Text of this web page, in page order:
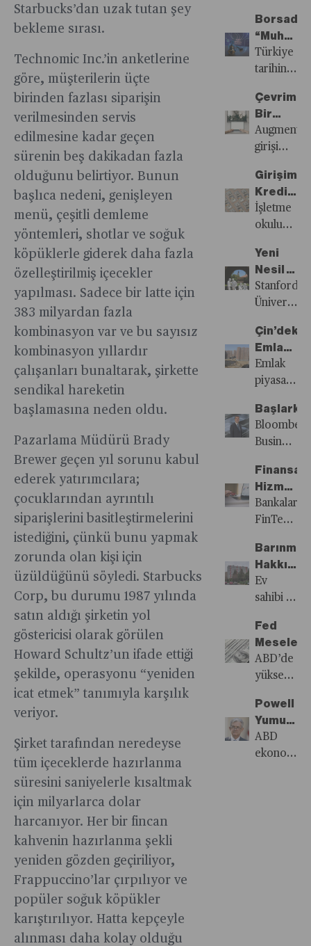
Starbucks’dan uzak tutan şey
bekleme sırası.
Technomic Inc.’in anketlerine
göre, müşterilerin üçte
birinden fazlası siparişin
verilmesinden servis
edilmesine kadar geçen
sürenin beş dakikadan fazla
olduğunu belirtiyor. Bunun
başlıca nedeni, genişleyen
menü, çeşitli demleme
yöntemleri, shotlar ve soğuk
köpüklerle giderek daha fazla
özelleştirilmiş içecekler
yapılması. Sadece bir latte için
383 milyardan fazla
kombinasyon var ve bu sayısız
kombinasyon yıllardır
çalışanları bunaltarak, şirkette
sendikal hareketin
başlamasına neden oldu.
Pazarlama Müdürü Brady
Brewer geçen yıl sorunu kabul
ederek yatırımcılara;
çocuklarından ayrıntılı
siparişlerini basitleştirmelerini
istediğini, çünkü bunu yapmak
zorunda olan kişi için
üzüldüğünü söyledi. Starbucks
Corp, bu durumu 1987 yılında
satın aldığı şirketin yol
göstericisi olarak görülen
Howard Schultz’un ifade ettiği
şekilde, operasyonu “yeniden
icat etmek” tanımıyla karşılık
veriyor.
Şirket tarafından neredeyse
tüm içeceklerde hazırlanma
süresini saniyelerle kısaltmak
için milyarlarca dolar
harcanıyor. Her bir fincan
kahvenin hazırlanma şekli
yeniden gözden geçiriliyor,
Frappuccino’lar çırpılıyor ve
popüler soğuk köpükler
karıştırılıyor. Hatta kepçeyle
alınması daha kolay olduğu
çıkmamak
derdinde.
Hangisinin
hakkı
başlıyor,
nerede
bitiyor?
değişen
Türkiye
beslenen
İstanbul’un
şimdi
güçlü
bir
alternatifi
var:
Yüzde
50’lere
TL
mevduat
faizi.
Piyasa
bundan
sonrası
için
‘hangisi’
diye
sorduk.
ve ne
ölçüde
hayatımıza
katılıyor?
mobil
cihaz
pazarında
parlayan
bir alan
olarak
öne
çıkıyor.
Borsada
Zamanı
Türkiye
tarihinde
kez
enflasyon
Gelir
kaybı
endişesiyle
2023 yıl
sonu
mali
enflasyon
göre
Mehmet
Şimşek’in
yabancı
geleceğini
söylediği
enflasyon
İstanbul’da
hangi
hisse
senetlerini
daha
fazla
zorlanacak
hisse
senetleri
hangileri
Çevrimiçi
Bir
Start-
up Yeni
MBA
Türü
Sunuyor
Augment,
girişimciler
özel
olarak
ve onlar
tarafından
öğretilen
bir
müfredat
amaçlıyor
Girişimci
Kredisi
ile
İşletme
okulu
McKinsey
ve
Google’ı
geri
çevirip
küçük
şirketleri
satın
işletiyor
Yeni
Nesil İş
Liderleri
Stanford
Yüksek
Lisans
Bölümü,
son beş
yıldır
Bloomberg
iyi
işletme
okulları
sırada
yer aldı.
Çin’deki
Emlak
Balonu
Dünyayı
Taşır
mı?
Emlak
acı
verici
ve
gerekli
olduğuna
şüphe
yok.
Çin
ekonomisi
yeni güç
Bu
kaynaklar
sorunu
dünyayı
krize
taşımadan
çözebilir
mi?
Bloomberg
itibaren
Türkçe
ve
özgün
içeriğiyle
birlikte
sizlerle
buluşuyor.
Finansal
Geleceği
Bankalar
uzun
süre
kendini
korudu
ancak
iki trend
bu
gerçeği
üzere
Barınma
Hakkına
Enflasyon
Darbesi
Ev
sahibi –
yüzeysel
son
Fed
Meselesi
ABD’de
yüksek
oranlarının
etkileri
birçok
ülkeye
Powell
Yumuşak
İnişi
ABD